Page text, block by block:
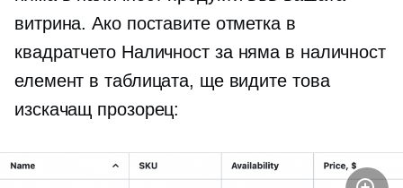
витрина. Ако поставите отметка в
квадратчето Наличност за няма в наличност
елемент в таблицата, ще видите това
изскачащ прозорец: